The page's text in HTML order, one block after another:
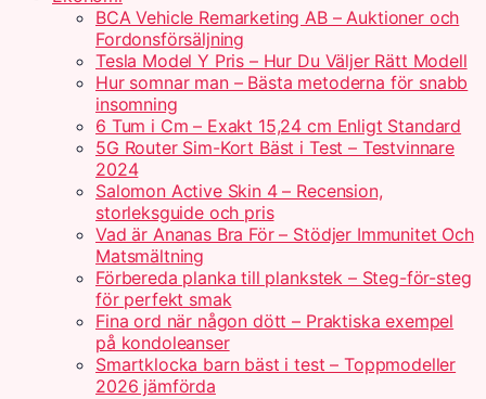
BCA Vehicle Remarketing AB – Auktioner och
Fordonsförsäljning
Tesla Model Y Pris – Hur Du Väljer Rätt Modell
Hur somnar man – Bästa metoderna för snabb
insomning
6 Tum i Cm – Exakt 15,24 cm Enligt Standard
5G Router Sim-Kort Bäst i Test – Testvinnare
2024
Salomon Active Skin 4 – Recension,
storleksguide och pris
Vad är Ananas Bra För – Stödjer Immunitet Och
Matsmältning
Förbereda planka till plankstek – Steg-för-steg
för perfekt smak
Fina ord när någon dött – Praktiska exempel
på kondoleanser
Smartklocka barn bäst i test – Toppmodeller
2026 jämförda